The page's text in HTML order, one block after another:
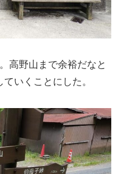
高野山まで余裕だなと
いくことにした。